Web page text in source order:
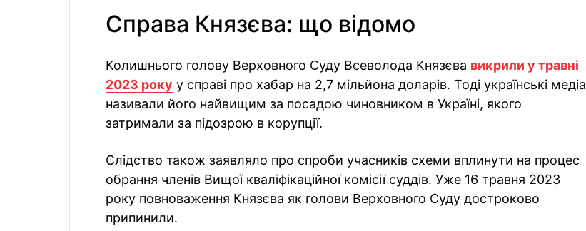
Справа Князєва: що відомо
Колишнього голову Верховного Суду Всеволода Князєва викрили у травні
2023 року у справі про хабар на 2,7 мільйона доларів. Тоді українські медіа
називали його найвищим за посадою чиновником в Україні, якого
затримали за підозрою в корупції.
Слідство також заявляло про спроби учасників схеми вплинути на процес
обрання членів Вищої кваліфікаційної комісії суддів. Уже 16 травня 2023
року повноваження Князєва як голови Верховного Суду достроково
припинили.